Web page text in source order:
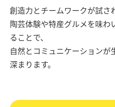
創造力とチームワークが試さ
陶芸体験や特産グルメを味わ
ることで、
自然とコミュニケーション
深まります。